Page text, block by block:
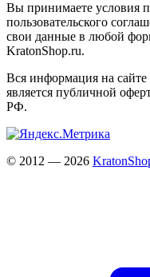
Вы принимаете условия
пользовательского
свои данные в любой
KratonShop.ru.
Вся информация на
является публичной
РФ.
© 2012 — 2026